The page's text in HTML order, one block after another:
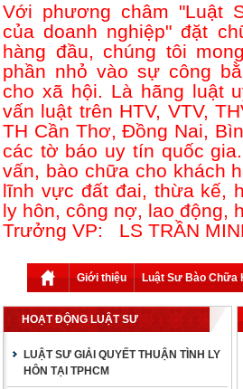
Với phương châm "Luật
của doanh nghiệp" đặt
hàng đầu, chúng tôi
phần nhỏ vào sự công
cho xã hội. Là hãng luật
vấn luật trên HTV, VTV,
TH Cần Thơ, Đồng Nai,
các tờ báo uy tín quốc
vấn, bào chữa cho khách
lĩnh vực đất đai, thừa kế,
ly hôn, công nợ, lao động,
Trưởng VP: LS TRẦN
Giới thiệu Luật Sư Bào Chữa
HOẠT ĐỘNG LUẬT SƯ
LUẬT SƯ GIẢI QUYẾT THUẬN TÌNH LY
HÔN TẠI TPHCM